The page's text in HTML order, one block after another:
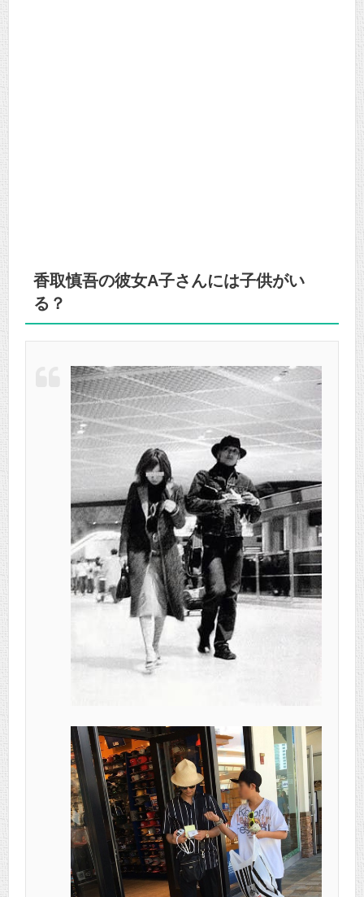
香取慎吾の彼女A子さんには子供がい
る？